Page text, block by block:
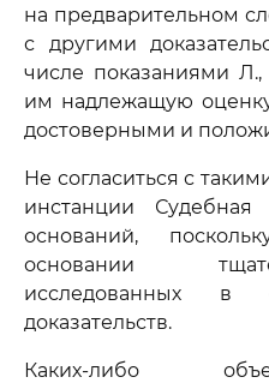
на предварительном
с другими
числе показаниями
им надлежащую
достоверными и
Не согласиться с
инстанции
оснований,
основании
исследованных в
доказательств.
Каких-либо